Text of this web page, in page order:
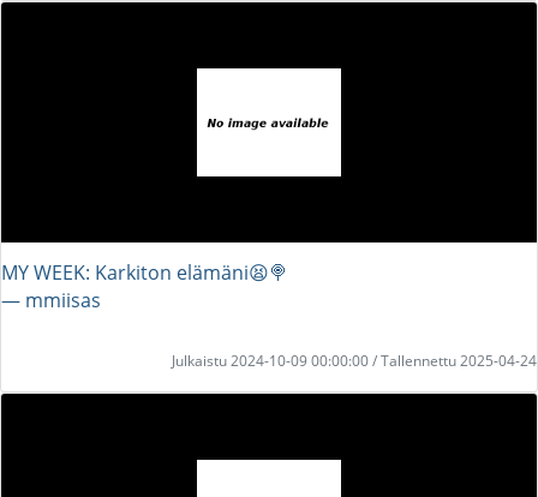
MY WEEK: Karkiton elämäni😫🍭
― mmiisas
Julkaistu 2024-10-09 00:00:00 / Tallennettu 2025-04-24